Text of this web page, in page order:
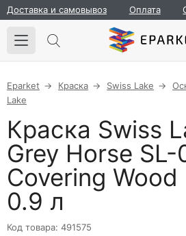
Доставка и самовывоз Оплата
Eparket Краска Swiss Lake
Lake
Краска Swiss
Grey Horse
Covering
0.9 л
Код товара: 491575